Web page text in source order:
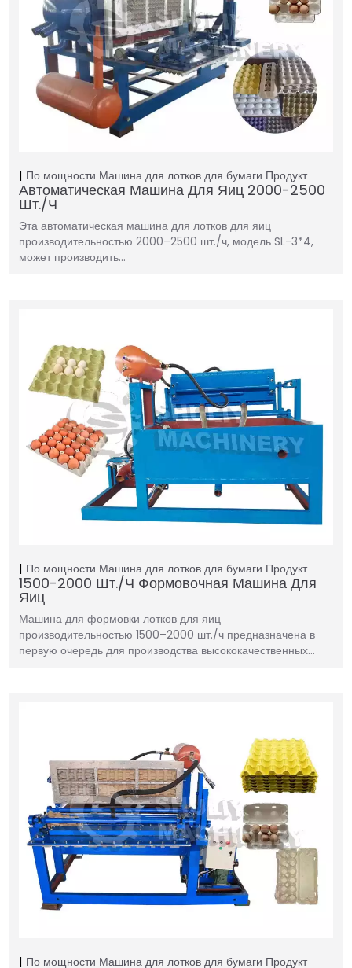
По мощности Машина для лотков для бумаги Продукт
Автоматическая Машина Для Яиц 2000-2500
Шт./ч
Эта автоматическая машина для лотков для яиц
производительностью 2000–2500 шт./ч, модель SL-3*4,
может производить…
По мощности Машина для лотков для бумаги Продукт
1500-2000 Шт./ч Формовочная Машина Для
Яиц
Машина для формовки лотков для яиц
производительностью 1500–2000 шт./ч предназначена в
первую очередь для производства высококачественных…
По мощности Машина для лотков для бумаги Продукт